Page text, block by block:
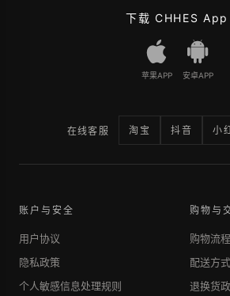
下载 CHHES App
苹果APP 安卓APP
在线客服 淘宝 抖音 小
账户与安全
用户协议
隐私政策
个人敏感信息处理规则
购物与
购物流程
配送方式
退换货